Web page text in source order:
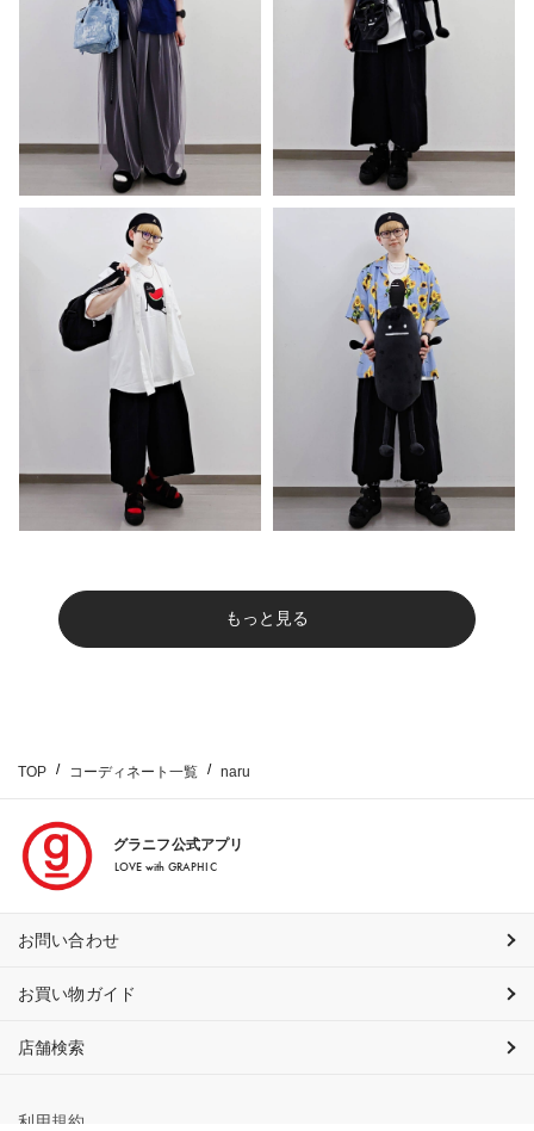
もっと見る
TOP コーディネート一覧 naru
グラニフ公式アプリ
LOVE with GRAPHIC
お問い合わせ
お買い物ガイド
店舗検索
利用規約